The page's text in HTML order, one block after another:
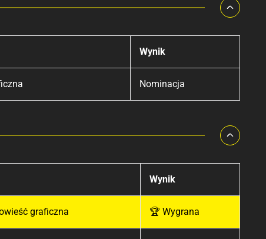
Wynik
Nominacja
Wynik
graficzna 🏆 Wygrana